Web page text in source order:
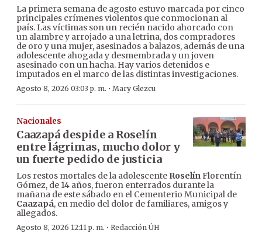
La primera semana de agosto estuvo marcada por cinco
principales crímenes violentos que conmocionan al
país. Las víctimas son un recién nacido ahorcado con
un alambre y arrojado a una letrina, dos compradores
de oro y una mujer, asesinados a balazos, además de una
adolescente ahogada y desmembrada y un joven
asesinado con un hacha. Hay varios detenidos e
imputados en el marco de las distintas investigaciones.
Agosto 8, 2026 03:03 p. m. · Mary Glezcu
Nacionales
Caazapá despide a Roselín
entre lágrimas, mucho dolor y
un fuerte pedido de justicia
Los restos mortales de la adolescente RoselínFlorentín
Gómez, de 14 años, fueron enterrados durante la
mañana de este sábado en el Cementerio Municipal de
Caazapá, en medio del dolor de familiares, amigos y
allegados.
Agosto 8, 2026 12:11 p. m. · Redacción ÚH